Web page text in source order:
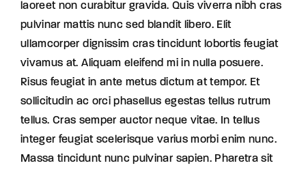
laoreet non curabitur gravida. Quis viverra nibh cras
pulvinar mattis nunc sed blandit libero. Elit
ullamcorper dignissim cras tincidunt lobortis feugiat
vivamus at. Aliquam eleifend mi in nulla posuere.
Risus feugiat in ante metus dictum at tempor. Et
sollicitudin ac orci phasellus egestas tellus rutrum
tellus. Cras semper auctor neque vitae. In tellus
integer feugiat scelerisque varius morbi enim nunc.
Massa tincidunt nunc pulvinar sapien. Pharetra sit